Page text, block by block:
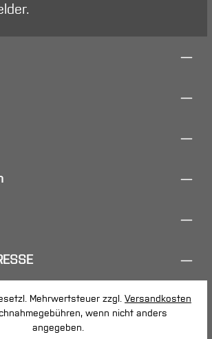
Mehrwertsteuer zzgl. Versandkosten
wenn nicht anders
angegeben.